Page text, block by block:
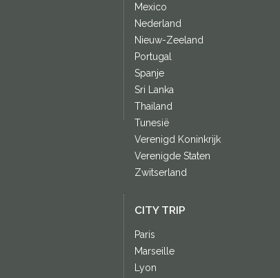
Mexico
Nederland
Nieuw-Zeeland
Portugal
Spanje
Sri Lanka
Thailand
Tunesië
Verenigd Koninkrijk
Verenigde Staten
Zwitserland
CITY TRIP
Paris
Marseille
Lyon